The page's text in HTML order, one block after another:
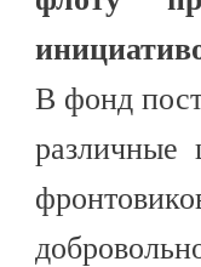
В фонд
различные